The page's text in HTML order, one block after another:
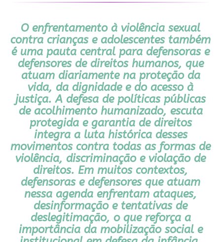
O enfrentamento à violência sexual
contra crianças e adolescentes também
é uma pauta central para defensoras e
defensores de direitos humanos, que
atuam diariamente na proteção da
vida, da dignidade e do acesso à
justiça. A defesa de políticas públicas
de acolhimento humanizado, escuta
protegida e garantia de direitos
integra a luta histórica desses
movimentos contra todas as formas de
violência, discriminação e violação de
direitos. Em muitos contextos,
defensoras e defensores que atuam
nessa agenda enfrentam ataques,
desinformação e tentativas de
deslegitimação, o que reforça a
importância da mobilização social e